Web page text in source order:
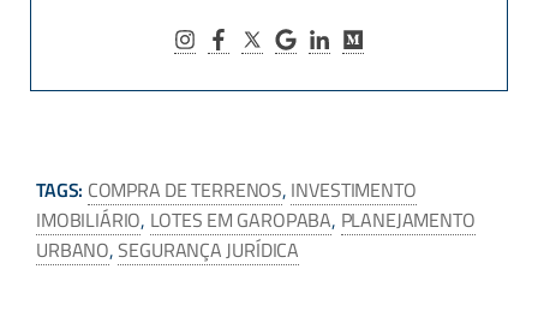
TAGS: COMPRA DE TERRENOS, INVESTIMENTO
IMOBILIÁRIO, LOTES EM GAROPABA, PLANEJAMENTO
URBANO,SEGURANÇA JURÍDICA